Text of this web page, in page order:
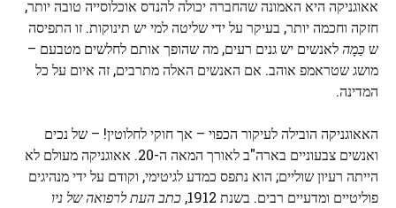
אאוגניקה היא האמונה שהחברה יכולה להנדס אוכלוסייה טובה יותר,
חזקה וחכמה יותר, בעיקר על ידי שליטה למי יש תינוקות. זו התפיסה
שכַּמָהלאנשים יש גנים רעים, מה שהופך אותם לחלשים מטבעם –
מושג שטראמפ אוהב. אם האנשים האלה מתרבים, זה איום על כל
המדינה.
האאוגניקה הובילה לעיקור הכפוי – אך חוקי לחלוטין! – של נכים
ואנשים צבעוניים בארה"ב לאורך המאה ה-20. אאוגניקה מעולם לא
הייתה רעיון שוליים; הוא נתפס כמדע לגיטימי, וקודם על ידי מנהיגים
פוליטיים ומדעיים רבים. בשנת 1912,
כתב העת לרפואה של ניו